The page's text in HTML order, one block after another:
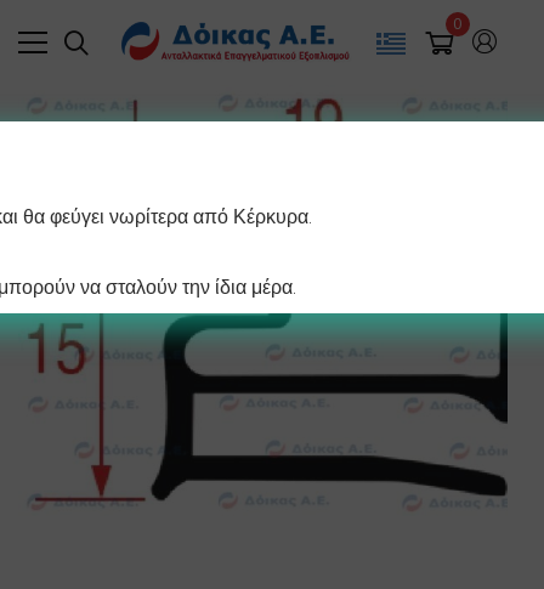
0
θα φεύγει νωρίτερα από Κέρκυρα.
να σταλούν την ίδια μέρα.